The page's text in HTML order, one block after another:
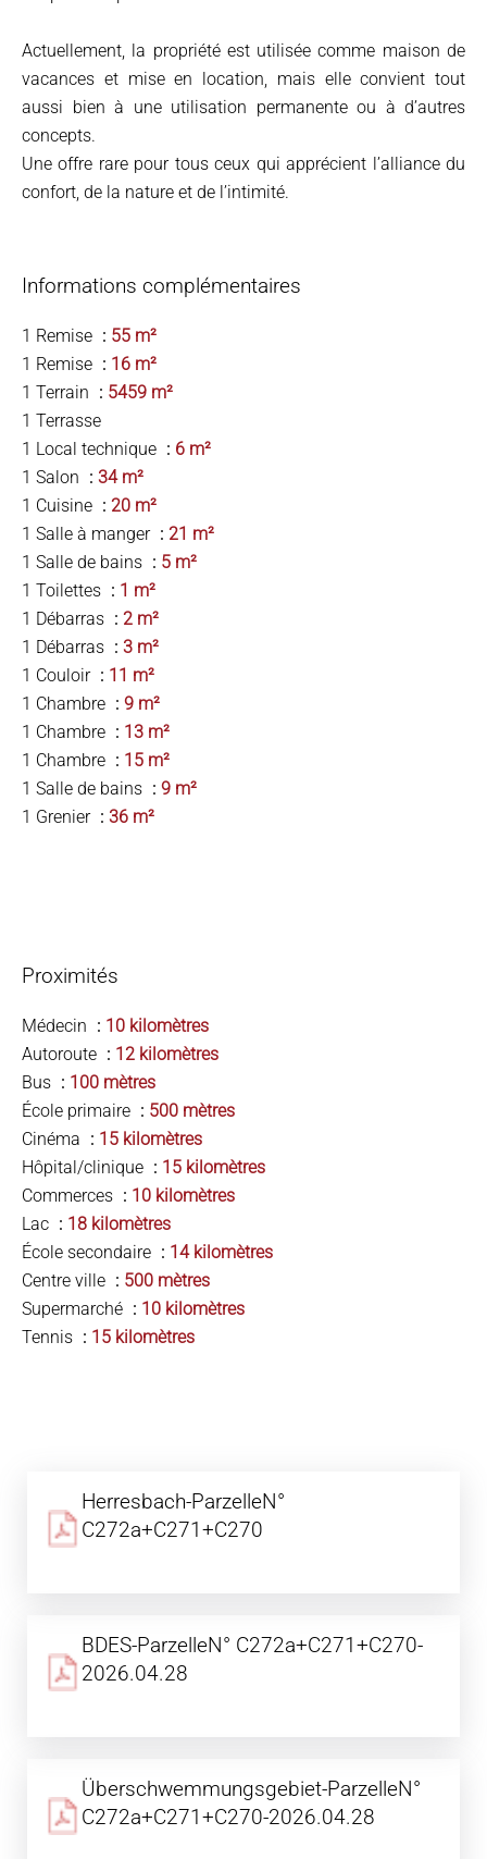
Actuellement, la propriété est utilisée comme maison de
vacances et mise en location, mais elle convient tout
aussi bien à une utilisation permanente ou à d’autres
concepts.
Une offre rare pour tous ceux qui apprécient l’alliance du
confort, de la nature et de l’intimité.
Informations complémentaires
1 Remise
55 m²
1 Remise
16 m²
1 Terrain
5459 m²
1 Terrasse
1 Local technique
6 m²
1 Salon
34 m²
1 Cuisine
20 m²
1 Salle à manger
21 m²
1 Salle de bains
5 m²
1 Toilettes
1 m²
1 Débarras
2 m²
1 Débarras
3 m²
1 Couloir
11 m²
1 Chambre
9 m²
1 Chambre
13 m²
1 Chambre
15 m²
1 Salle de bains
9 m²
1 Grenier
36 m²
Proximités
Médecin
10 kilomètres
Autoroute
12 kilomètres
Bus
100 mètres
École primaire
500 mètres
Cinéma
15 kilomètres
Hôpital/clinique
15 kilomètres
Commerces
10 kilomètres
Lac
18 kilomètres
École secondaire
14 kilomètres
Centre ville
500 mètres
Supermarché
10 kilomètres
Tennis
15 kilomètres
Herresbach-ParzelleN°
C272a+C271+C270
BDES-ParzelleN° C272a+C271+C270-
2026.04.28
Überschwemmungsgebiet-ParzelleN°
C272a+C271+C270-2026.04.28